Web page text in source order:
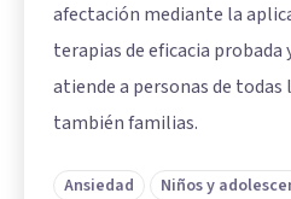
afectación mediante la
terapias de eficacia probada
atiende a personas de todas
también familias.
Ansiedad Niños y